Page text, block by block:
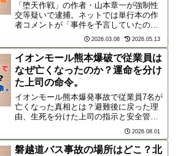
「堕天作戦」の作者・山本章一が強制性
交等疑いで逮捕。ネットでは単行本の作
者コメントが「事件を予言していたの
か」と物議を醸しています。力への執着
や倫理観の欠如など、作品の深みと思わ
れていた言葉に隠された加害者の精神性
を深掘りします。
2026.03.08 2026.05.13
イオンモール熊本爆破で従業員は
なぜ亡くなったのか？運命を分け
た上司の命令。
イオンモール熊本爆発事故で従業員7名が
亡くなった真相とは？避難後に戻った理
由、生死を分けた上司の指示と安全管理
の差、遺族が告発する企業の隠蔽体質ま
で、災害時に人命を守るための教訓を詳
しく解説します。
2026.08.01
磐越道バス事故の場所はどこ？北